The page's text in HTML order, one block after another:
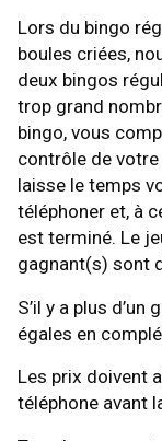
Lors du bingo
boules criées,
deux bingos
trop grand
bingo, vous
contrôle de votre
laisse le temps
téléphoner et, à
est terminé. Le
gagnant(s) sont
S’il y a plus
égales en
Les prix doivent
téléphone avant